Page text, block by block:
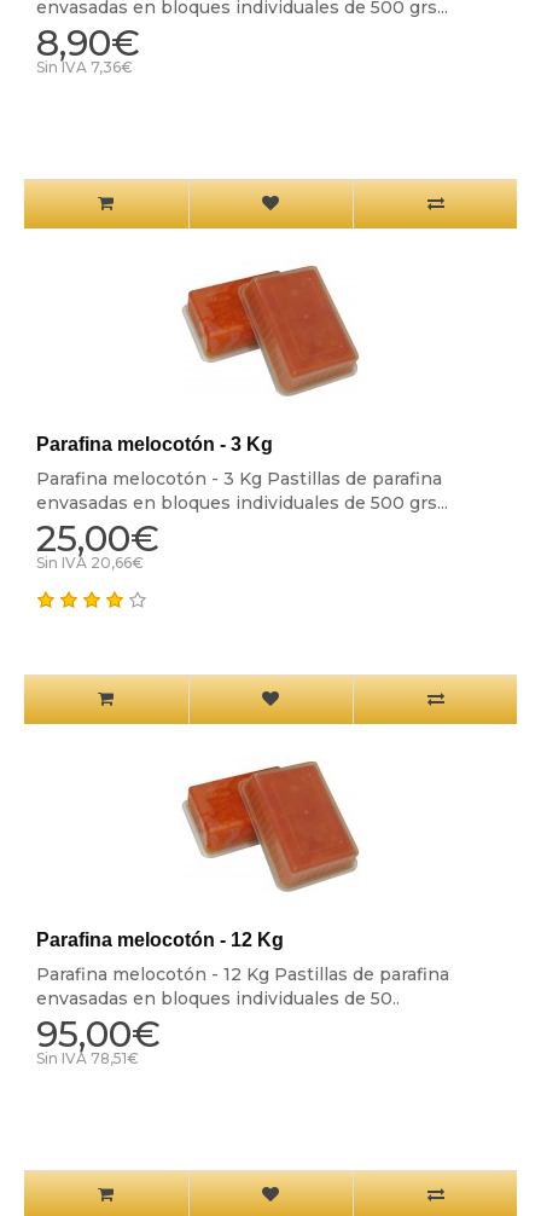
envasadas en bloques individuales de 500 grs...
8,90€
Sin IVA 7,36€
Parafina melocotón - 3 Kg
Parafina melocotón - 3 Kg Pastillas de parafina
envasadas en bloques individuales de 500 grs...
25,00€
Sin IVA 20,66€
Parafina melocotón - 12 Kg
Parafina melocotón - 12 Kg Pastillas de parafina
envasadas en bloques individuales de 50..
95,00€
Sin IVA 78,51€